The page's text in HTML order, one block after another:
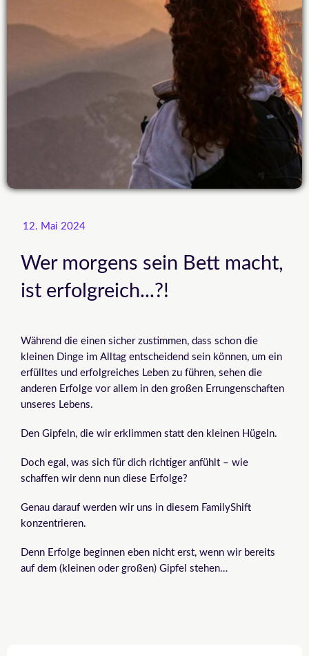
12. Mai 2024
Wer morgens sein Bett macht,
ist erfolgreich...?!
Während die einen sicher zustimmen, dass schon die
kleinen Dinge im Alltag entscheidend sein können, um ein
erfülltes und erfolgreiches Leben zu führen, sehen die
anderen Erfolge vor allem in den großen Errungenschaften
unseres Lebens.
Den Gipfeln, die wir erklimmen statt den kleinen Hügeln.
Doch egal, was sich für dich richtiger anfühlt – wie
schaffen wir denn nun diese Erfolge?
Genau darauf werden wir uns in diesem FamilyShift
konzentrieren.
Denn Erfolge beginnen eben nicht erst, wenn wir bereits
auf dem (kleinen oder großen) Gipfel stehen…